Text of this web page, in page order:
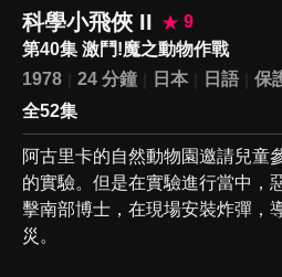
科學小飛俠 II
9
第40集 激鬥!魔之動物作戰
1978
24 分鐘 日本 日語
保
全52集
阿古里卡的自然動物園邀請兒童
的實驗。但是在實驗進行當中，
擊南部博士，在現場安裝炸彈，
災。